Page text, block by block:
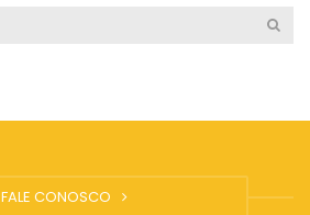
FALE CONOSCO